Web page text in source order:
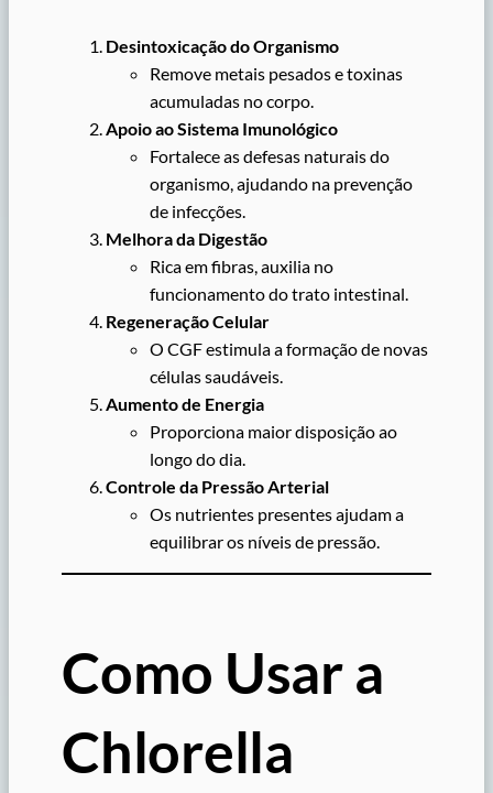
Desintoxicação do Organismo
Remove metais pesados e toxinas
acumuladas no corpo.
Apoio ao Sistema Imunológico
Fortalece as defesas naturais do
organismo, ajudando na prevenção
de infecções.
Melhora da Digestão
Rica em fibras, auxilia no
funcionamento do trato intestinal.
Regeneração Celular
O CGF estimula a formação de novas
células saudáveis.
Aumento de Energia
Proporciona maior disposição ao
longo do dia.
Controle da Pressão Arterial
Os nutrientes presentes ajudam a
equilibrar os níveis de pressão.
Como Usar a
Chlorella